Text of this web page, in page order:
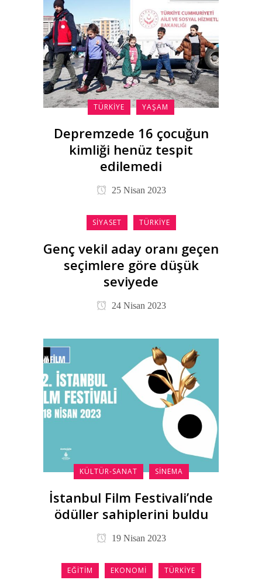
TÜRKIYE YAŞAM
Depremzede 16 çocuğun
kimliği henüz tespit
edilemedi
25 Nisan 2023
SIYASET TÜRKIYE
Genç vekil aday oranı geçen
seçimlere göre düşük
seviyede
24 Nisan 2023
KÜLTÜR-SANAT SINEMA
İstanbul Film Festivali’nde
ödüller sahiplerini buldu
19 Nisan 2023
EĞITIM EKONOMI TÜRKIYE